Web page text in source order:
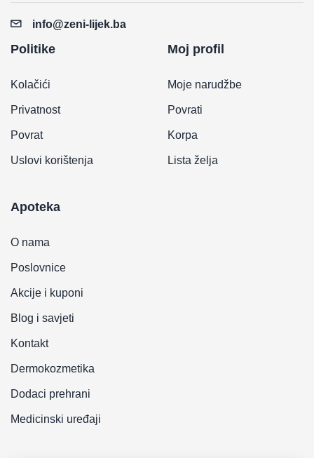
info@zeni-lijek.ba
Politike
Kolačići
Privatnost
Povrat
Uslovi korištenja
Moj profil
Moje narudžbe
Povrati
Korpa
Lista želja
Apoteka
O nama
Poslovnice
Akcije i kuponi
Blog i savjeti
Kontakt
Dermokozmetika
Dodaci prehrani
Medicinski uređaji